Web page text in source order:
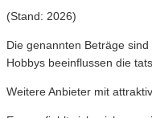
(Stand: 2026)
Die genannten Beträge
Hobbys beeinflussen die
Weitere Anbieter mit